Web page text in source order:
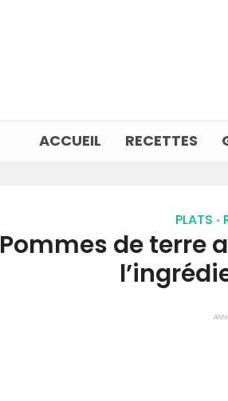
ACCUEIL RECETTES
PLATS •
Pommes de terre